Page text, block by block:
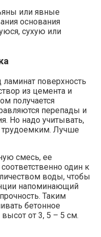
или явные
основания
сухую или
поверхность
из цемента и
получается
перепады и
Но надо учитывать,
трудоемким. Лучше
смесь, ее
один к
воды, чтобы
напоминающий
Таким
бетонное
от 3, 5 – 5 см.